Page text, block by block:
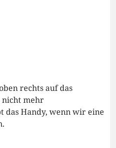
rechts auf das
nicht mehr
das Handy, wenn wir eine